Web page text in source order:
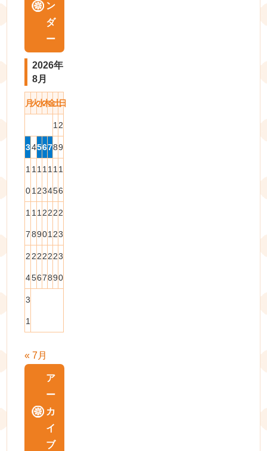
ン
ダ
ー
2026年
8月
月火水木金土日
1 2
3456789
1
0
1
1
1
2
1
3
1
4
1
5
1
6
1
7
1
8
1
9
2
0
2
1
2
2
2
3
2
4
2
5
2
6
2
7
2
8
2
9
3
0
3
1
« 7月
ア
ー
カ
イ
ブ